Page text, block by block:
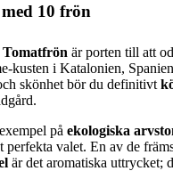
10 frön
Tomatfrön är porten till att
kusten i Katalonien,
skönhet bör du definitivt
på ekologiska
perfekta valet. En av de
är det aromatiska uttrycket;